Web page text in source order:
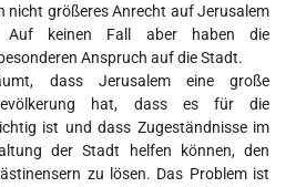
nicht größeres Anrecht auf Jerusalem
Auf keinen Fall aber haben die
Anspruch auf die Stadt.
dass Jerusalem eine große
hat, dass es für die
ist und dass Zugeständnisse im
der Stadt helfen können, den
zu lösen. Das Problem ist